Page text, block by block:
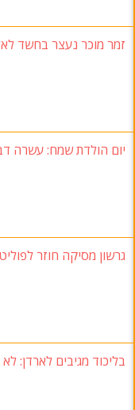
זמר מוכר נעצר בחשד
יום הולדת שמח: עשרה
גרשון מסיקה חוזר
בליכוד מגיבים לארדן: